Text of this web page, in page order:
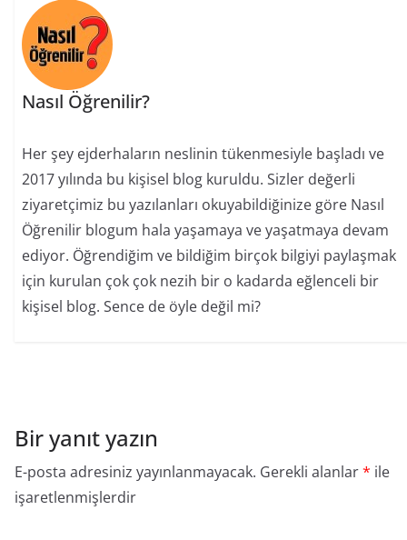
Nasıl Öğrenilir?
Her şey ejderhaların neslinin tükenmesiyle başladı ve
2017 yılında bu kişisel blog kuruldu. Sizler değerli
ziyaretçimiz bu yazılanları okuyabildiğinize göre Nasıl
Öğrenilir blogum hala yaşamaya ve yaşatmaya devam
ediyor. Öğrendiğim ve bildiğim birçok bilgiyi paylaşmak
için kurulan çok çok nezih bir o kadarda eğlenceli bir
kişisel blog. Sence de öyle değil mi?
Bir yanıt yazın
E-posta adresiniz yayınlanmayacak. Gerekli alanlar* ile
işaretlenmişlerdir